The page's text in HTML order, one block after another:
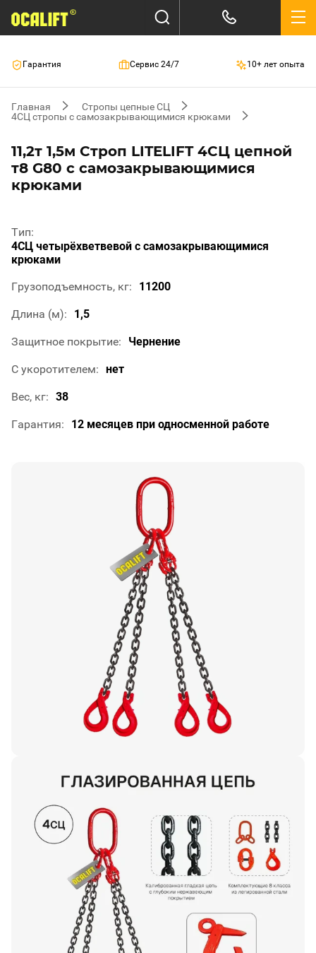
Гарантия Сервис 24/7 10+ лет опыта
Главная
Стропы цепные СЦ
4СЦ стропы с самозакрывающимися крюками
11,2т 1,5м Строп LITELIFT 4СЦ цепной
т8 G80 с самозакрывающимися
крюками
Тип
4СЦ четырёхветвевой с самозакрывающимися
крюками
Грузоподъемность, кг 11200
Длина (м) 1,5
Защитное покрытие Чернение
С укоротителем нет
Вес, кг 38
Гарантия 12 месяцев при односменной работе